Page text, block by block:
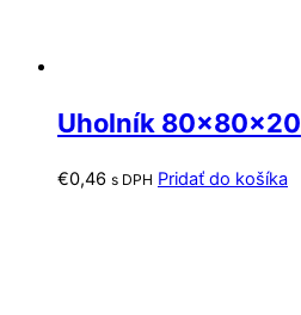
Uholník 80x80x20
€0,46 s DPH Pridať do košíka